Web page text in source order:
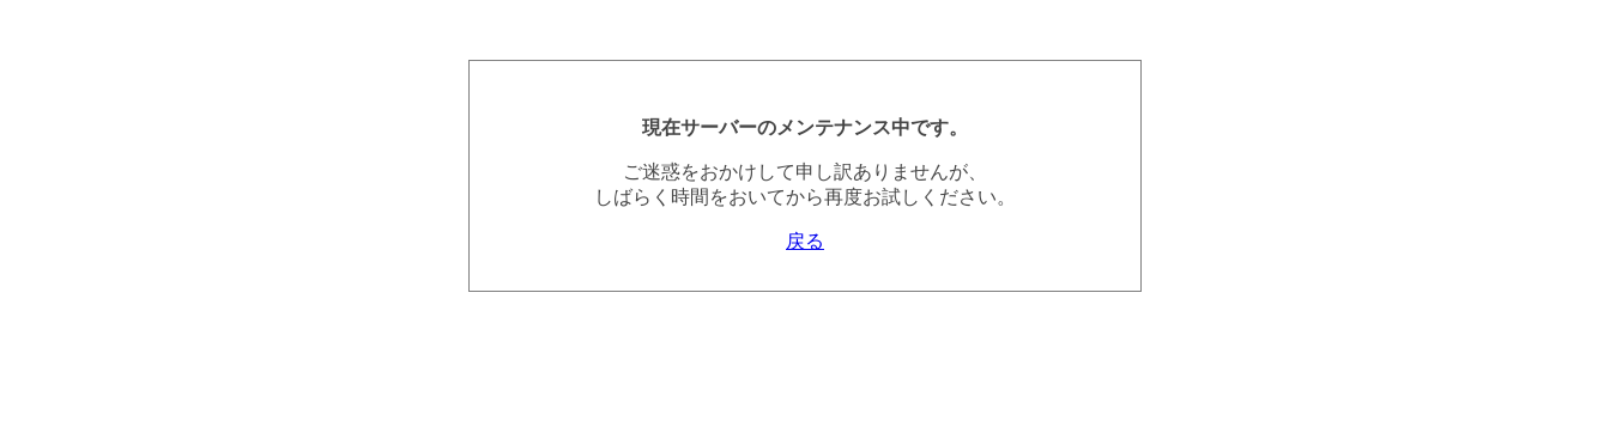
現在サーバーのメンテナンス中です。
ご迷惑をおかけして申し訳ありませんが、
しばらく時間をおいてから再度お試しください。
戻る